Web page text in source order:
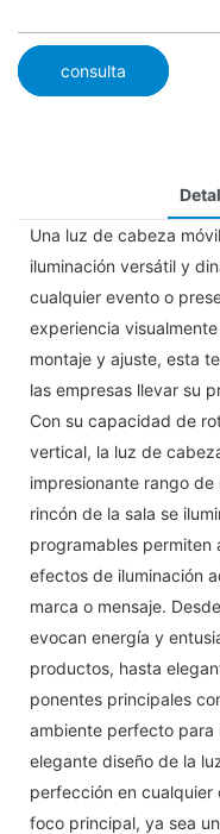
consulta
Una luz de cabeza
iluminación versátil y
cualquier evento o
experiencia
montaje y ajuste, esta
las empresas llevar su
Con su capacidad de
vertical, la luz de
impresionante rango
rincón de la sala se
programables permiten
efectos de iluminación
marca o mensaje.
evocan energía y
productos, hasta
ponentes principales
ambiente perfecto para
elegante diseño de la
perfección en cualquier
foco principal, ya sea